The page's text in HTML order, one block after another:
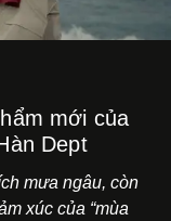
mới của
Dept
mưa ngâu, còn
xúc của “mùa